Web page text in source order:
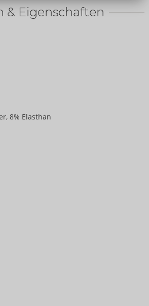
vorne im elastischen Bund.
& Eigenschaften
8% Elasthan